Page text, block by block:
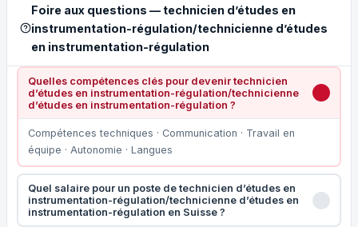
Foire aux questions — technicien d’études en
instrumentation-régulation/technicienne d’études
en instrumentation-régulation
Quelles compétences clés pour devenir technicien
d’études en instrumentation-régulation/technicienne
d’études en instrumentation-régulation ?
Compétences techniques · Communication · Travail en
équipe · Autonomie · Langues
Quel salaire pour un poste de technicien d’études en
instrumentation-régulation/technicienne d’études en
instrumentation-régulation en Suisse ?